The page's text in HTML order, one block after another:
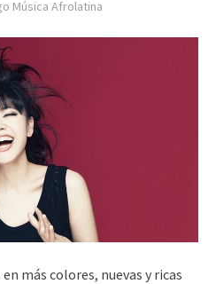
Música Afrolatina
más colores, nuevas y ricas